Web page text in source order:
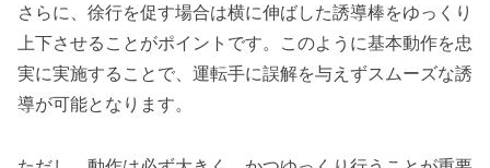
さらに、徐行を促す場合は横に伸ばした誘導棒をゆっくり
上下させることがポイントです。このように基本動作を忠
実に実施することで、運転手に誤解を与えずスムーズな誘
導が可能となります。